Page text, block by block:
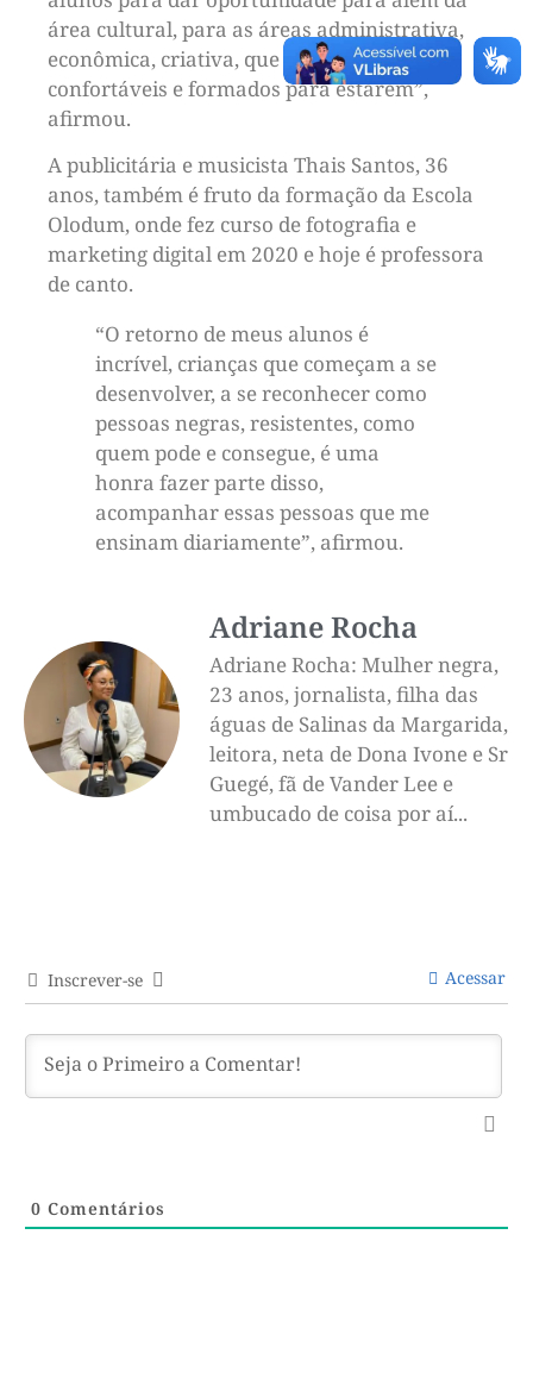
área cultural, para as áreas administrativa,
econômica, criativa, que eles se sintam
confortáveis e formados para estarem”,
afirmou.
A publicitária e musicista Thais Santos, 36
anos, também é fruto da formação da Escola
Olodum, onde fez curso de fotografia e
marketing digital em 2020 e hoje é professora
de canto.
“O retorno de meus alunos é
incrível, crianças que começam a se
desenvolver, a se reconhecer como
pessoas negras, resistentes, como
quem pode e consegue, é uma
honra fazer parte disso,
acompanhar essas pessoas que me
ensinam diariamente”, afirmou.
Adriane Rocha
Adriane Rocha: Mulher negra,
23 anos, jornalista, filha das
águas de Salinas da Margarida,
leitora, neta de Dona Ivone e Sr
Guegé, fã de Vander Lee e
umbucado de coisa por aí...
Inscrever-se Acessar
0 Comentários